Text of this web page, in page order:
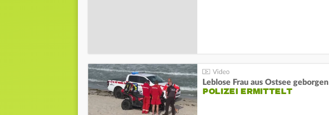
Leblose Frau aus Ostsee geborgen
POLIZEI ERMITTELT